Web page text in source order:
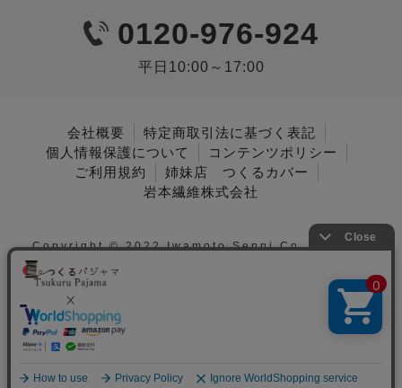
メニュー
0120-976-924
平日10:00～17:00
会社概要
特定商取引法に基づく表記
個人情報保護について
コンテンツポリシー
ご利用規約
姉妹店 つくるカバー
岩本繊維株式会社
Copyright © 2022 Iwamoto Senni Co., Ltd. All